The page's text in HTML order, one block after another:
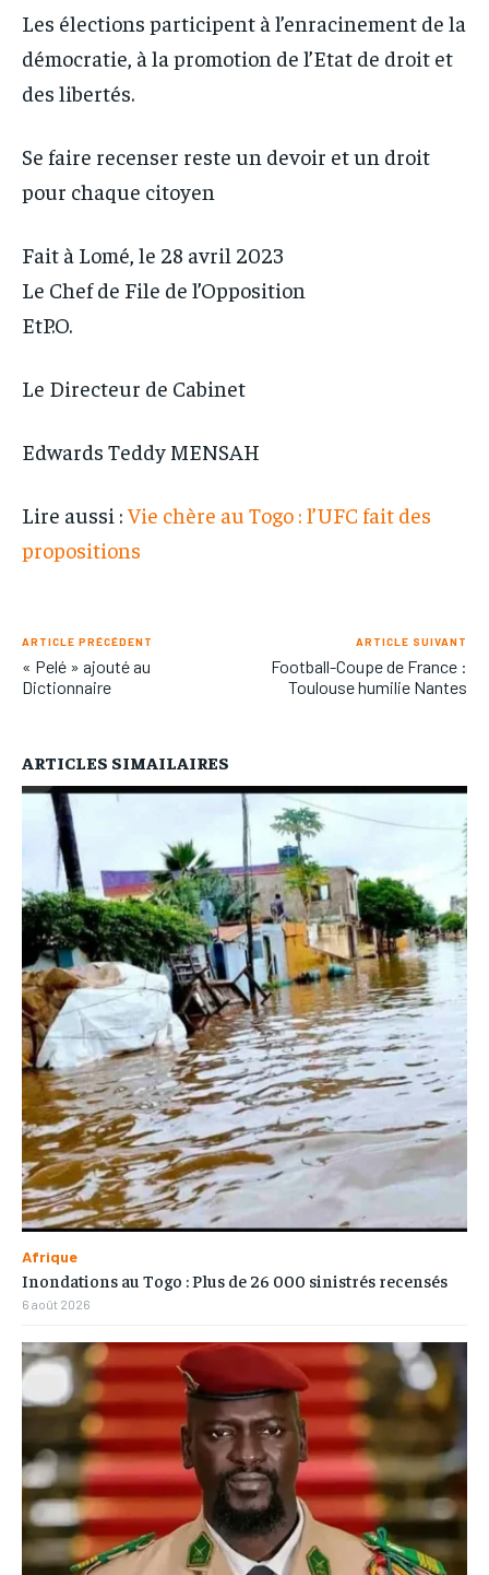
Les élections participent à l’enracinement de la
démocratie, à la promotion de l’Etat de droit et
des libertés.
Se faire recenser reste un devoir et un droit
pour chaque citoyen
Fait à Lomé, le 28 avril 2023
Le Chef de File de l’Opposition
EtP.O.
Le Directeur de Cabinet
Edwards Teddy MENSAH
Lire aussi :Vie chère au Togo : l’UFC fait des
propositions
ARTICLE PRÉCÉDENT
« Pelé » ajouté au
Dictionnaire
ARTICLE SUIVANT
Football-Coupe de France :
Toulouse humilie Nantes
ARTICLES SIMAILAIRES
Afrique
Inondations au Togo : Plus de 26 000 sinistrés recensés
6 août 2026